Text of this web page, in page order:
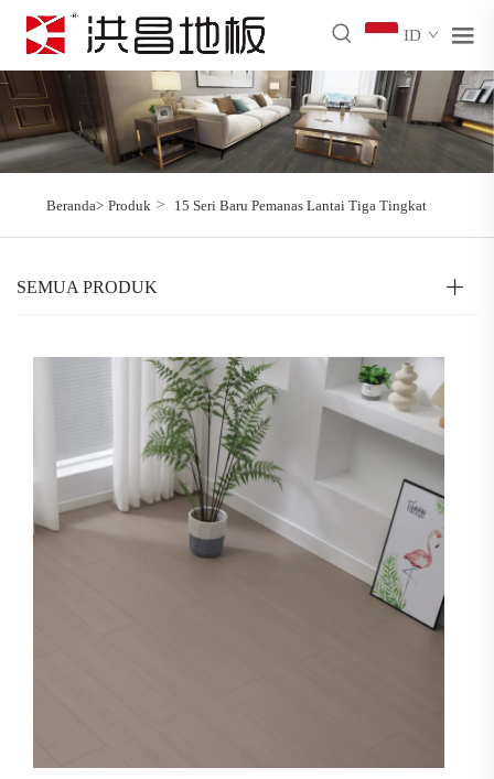
ID
Beranda> Produk > 15 Seri Baru Pemanas Lantai Tiga Tingkat
SEMUA PRODUK